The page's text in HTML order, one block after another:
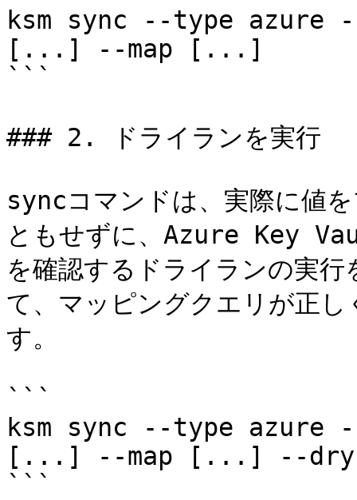
ksm sync --type azure
[...] --map [...]
```
### 2. ドライランを実行
syncコマンドは、実際に値
ともせずに、Azure Key
を確認するドライランの実
て、マッピングクエリが正
す。
```
ksm sync --type azure
[...] --map [...] --
```